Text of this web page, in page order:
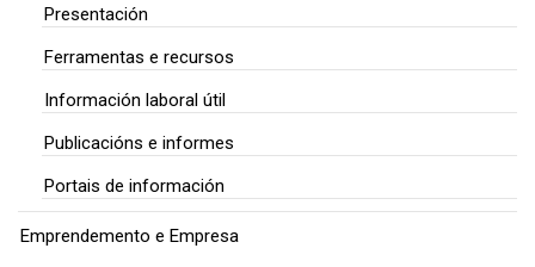
Presentación
Ferramentas e recursos
Información laboral útil
Publicacións e informes
Portais de información
Emprendemento e Empresa